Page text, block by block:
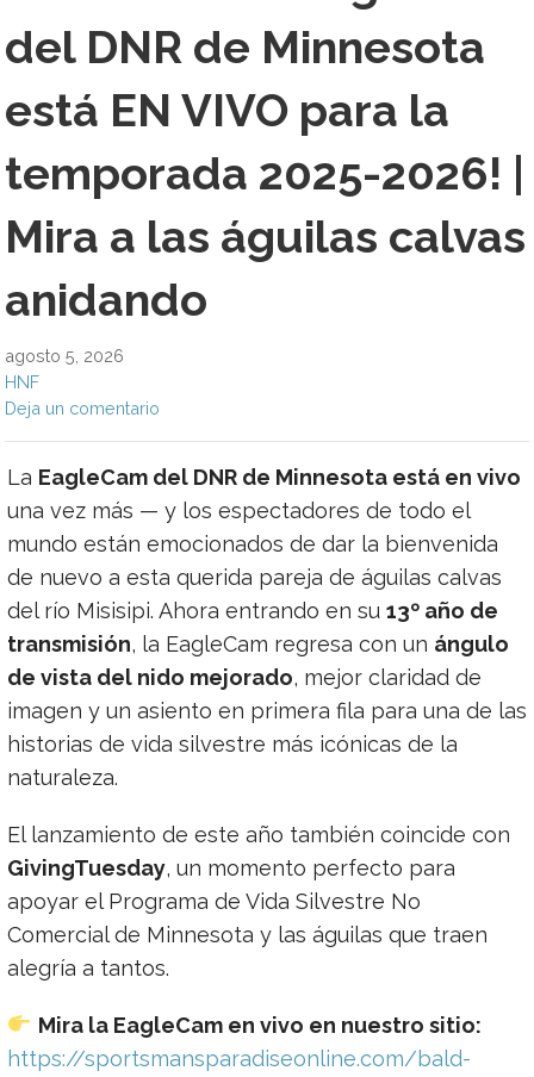
del DNR de Minnesota
está EN VIVO para la
temporada 2025-2026! |
Mira a las águilas calvas
anidando
agosto 5, 2026
HNF
Deja un comentario
La EagleCam del DNR de Minnesota está en vivo
una vez más — y los espectadores de todo el
mundo están emocionados de dar la bienvenida
de nuevo a esta querida pareja de águilas calvas
del río Misisipi. Ahora entrando en su 13º año de
transmisión, la EagleCam regresa con un ángulo
de vista del nido mejorado, mejor claridad de
imagen y un asiento en primera fila para una de las
historias de vida silvestre más icónicas de la
naturaleza.
El lanzamiento de este año también coincide con
GivingTuesday, un momento perfecto para
apoyar el Programa de Vida Silvestre No
Comercial de Minnesota y las águilas que traen
alegría a tantos.
Mira la EagleCam en vivo en nuestro sitio:
https://sportsmansparadiseonline.com/bald-